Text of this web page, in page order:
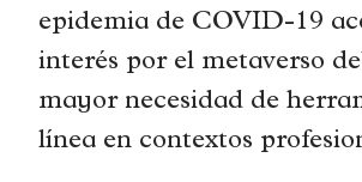
epidemia de COVID-19
interés por el metaverso
mayor necesidad de
línea en contextos